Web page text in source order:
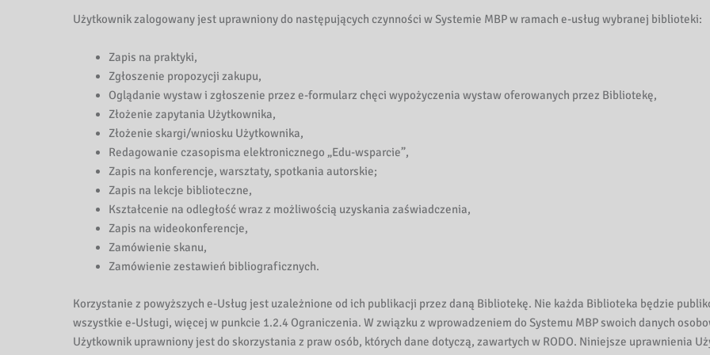
Użytkownik zalogowany jest uprawniony do następujących czynności w Systemie MBP w ramach e-usług wybranej biblioteki:
Zapis na praktyki,
Zgłoszenie propozycji zakupu,
Oglądanie wystaw i zgłoszenie przez e-formularz chęci wypożyczenia wystaw oferowanych przez Bibliotekę,
Złożenie zapytania Użytkownika,
Złożenie skargi/wniosku Użytkownika,
Redagowanie czasopisma elektronicznego „Edu-wsparcie”,
Zapis na konferencje, warsztaty, spotkania autorskie;
Zapis na lekcje biblioteczne,
Kształcenie na odległość wraz z możliwością uzyskania zaświadczenia,
Zapis na wideokonferencje,
Zamówienie skanu,
Zamówienie zestawień bibliograficznych.
Korzystanie z powyższych e-Usług jest uzależnione od ich publikacji przez daną Bibliotekę. Nie każda Biblioteka będzie
wszystkie e-Usługi, więcej w punkcie 1.2.4 Ograniczenia. W związku z wprowadzeniem do Systemu MBP swoich danych
Użytkownik uprawniony jest do skorzystania z praw osób, których dane dotyczą, zawartych w RODO. Niniejsze uprawnienia